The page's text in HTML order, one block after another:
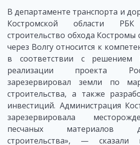
В департаменте транспорта и
Костромской области
строительство обхода
через Волгу относится к
в соответствии с решением
реализации проекта
зарезервировал земли по
строительства, а также
инвестиций. Администрация
зарезервировала
песчаных материалов
строительства», — сказали